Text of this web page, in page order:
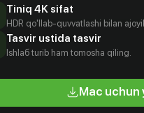
Tiniq 4K sifat
HDR qo'llab-quvvatlashi bilan
Tasvir ustida tasvir
Ishlаб turib ham tomosha qiling.
Mac uchun